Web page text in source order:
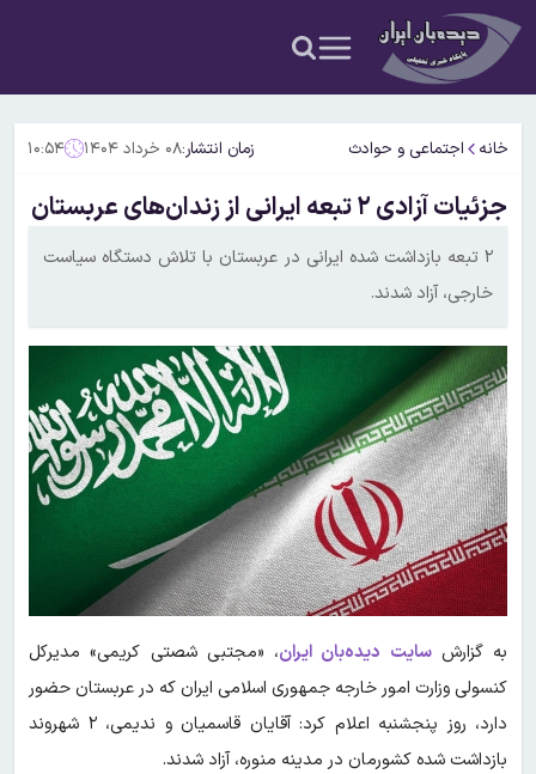
خانه اجتماعی و حوادث زمان انتشار:۰۸ خرداد ۱۴۰۴ ۱۰:۵۴
جزئیات آزادی ۲ تبعه ایرانی از زندان‌های عربستان
۲ تبعه بازداشت شده ایرانی در عربستان با تلاش دستگاه سیاست
خارجی، آزاد شدند.
به گزارشسایت دیده‌بان ایران، «مجتبی شصتی کریمی» ­مدیرکل
کنسولی وزارت امور خارجه جمهوری اسلامی ایران که در عربستان حضور
دارد، روز پنجشنبه اعلام کرد: آقایان قاسمیان و ندیمی، ۲ شهروند
بازداشت شده کشورمان در مدینه منوره، آزاد شدند.